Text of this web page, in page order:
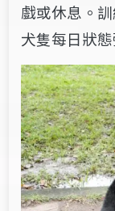
戲或休息。
犬隻每日狀